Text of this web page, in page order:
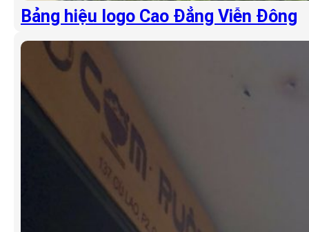
Bảng hiệu logo Cao Đẳng Viễn Đông